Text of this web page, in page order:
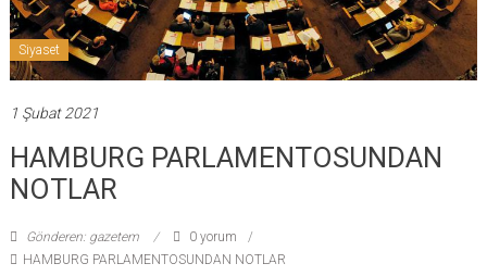
Siyaset
1 Şubat 2021
HAMBURG PARLAMENTOSUNDAN
NOTLAR
Gönderen: gazetem
0 yorum
HAMBURG PARLAMENTOSUNDAN NOTLAR